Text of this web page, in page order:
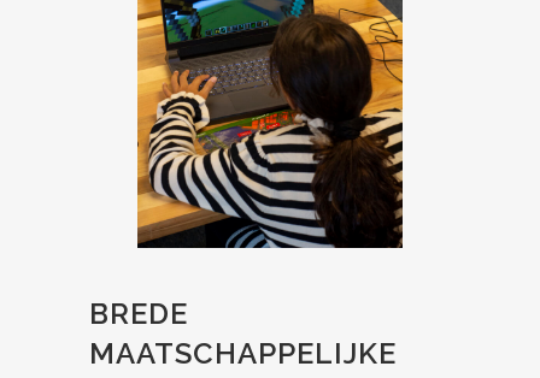
BREDE
MAATSCHAPPELIJKE